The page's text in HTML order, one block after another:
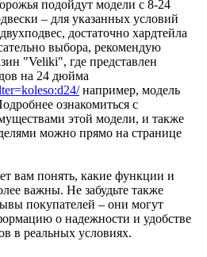
подойдут модели с 8-24
– для указанных условий
достаточно хардтейла
выбора, рекомендую
"Veliki", где представлен
на 24 дюйма
например, модель
ознакомиться с
этой модели, и также
можно прямо на странице
вам понять, какие функции и
важны. Не забудьте также
покупателей – они могут
о надежности и удобстве
в реальных условиях.